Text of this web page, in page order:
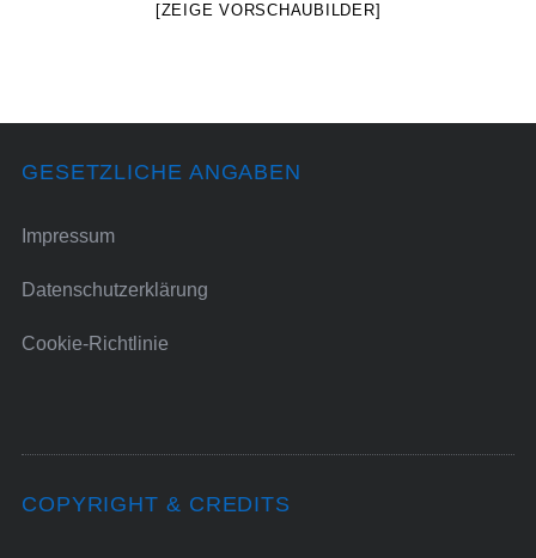
[ZEIGE VORSCHAUBILDER]
GESETZLICHE ANGABEN
Impressum
Datenschutzerklärung
Cookie-Richtlinie
COPYRIGHT & CREDITS